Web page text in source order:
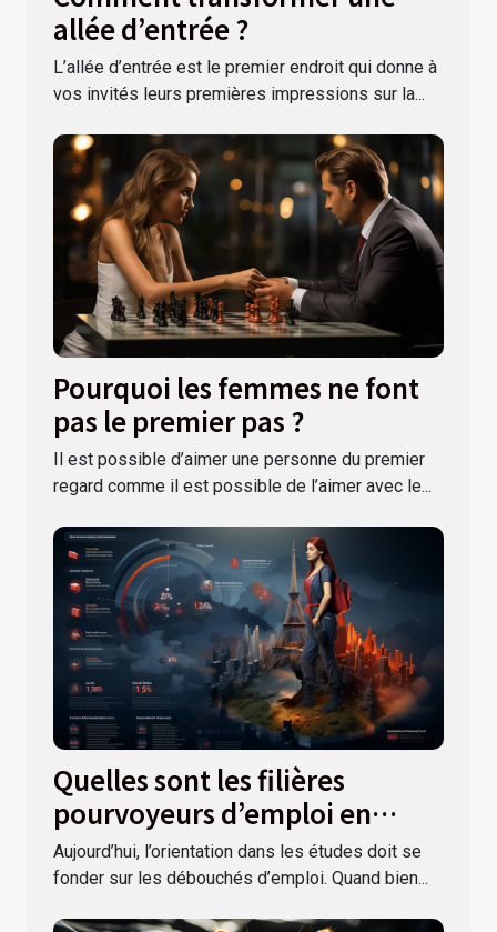
allée d’entrée ?
L’allée d’entrée est le premier endroit qui donne à
vos invités leurs premières impressions sur la...
Pourquoi les femmes ne font
pas le premier pas ?
Il est possible d’aimer une personne du premier
regard comme il est possible de l’aimer avec le...
Quelles sont les filières
pourvoyeurs d’emploi en
France ?
Aujourd’hui, l’orientation dans les études doit se
fonder sur les débouchés d’emploi. Quand bien...